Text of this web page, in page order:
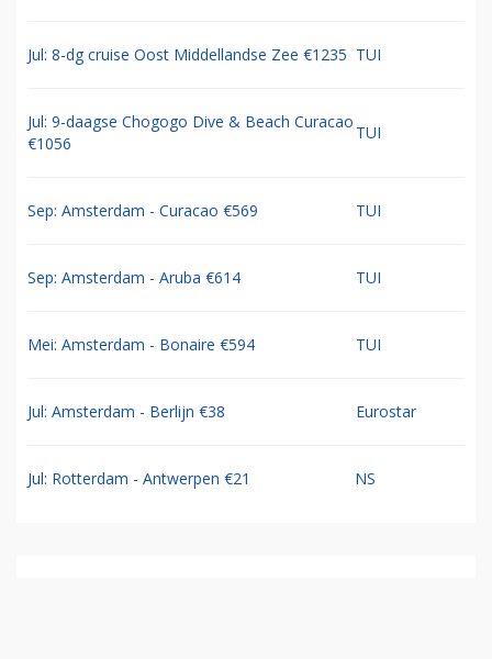
Jul: 8-dg cruise Oost Middellandse Zee €1235 TUI
Jul: 9-daagse Chogogo Dive & Beach Curacao
€1056
TUI
Sep: Amsterdam - Curacao €569 TUI
Sep: Amsterdam - Aruba €614 TUI
Mei: Amsterdam - Bonaire €594 TUI
Jul: Amsterdam - Berlijn €38 Eurostar
Jul: Rotterdam - Antwerpen €21 NS